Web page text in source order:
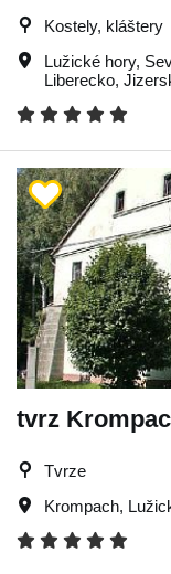
Kostely, kláštery
Lužické hory,
Liberecko,
tvrz
Tvrze
Krompach,